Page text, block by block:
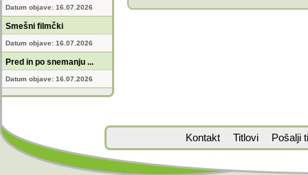
Datum objave: 16.07.2026
Smešni filmčki
Datum objave: 16.07.2026
Pred in po snemanju ...
Datum objave: 16.07.2026
Kontakt Titlovi Pošalji